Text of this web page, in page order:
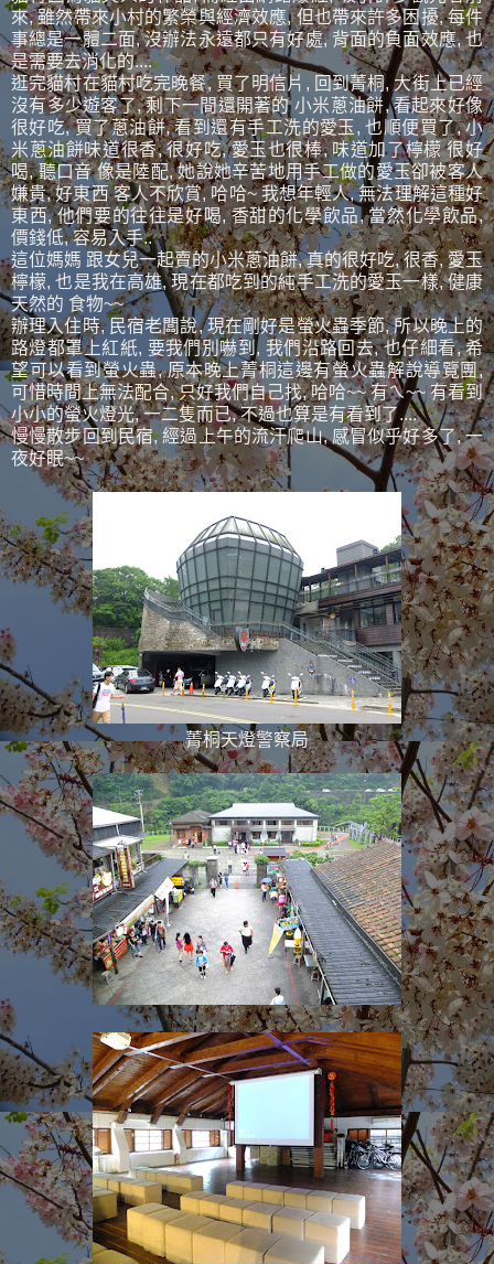
來, 雖然帶來小村的繁榮與經濟效應, 但也帶來許多困擾, 每件
事總是一體二面, 沒辦法永遠都只有好處, 背面的負面效應, 也
是需要去消化的....
逛完貓村在貓村吃完晚餐, 買了明信片, 回到菁桐, 大街上已經
沒有多少遊客了, 剩下一間還開著的 小米蔥油餅, 看起來好像
很好吃, 買了蔥油餅, 看到還有手工洗的愛玉, 也順便買了, 小
米蔥油餅味道很香, 很好吃, 愛玉也很棒, 味道加了檸檬 很好
喝, 聽口音 像是陸配, 她說她辛苦地用手工做的愛玉卻被客人
嫌貴, 好東西 客人不欣賞, 哈哈~ 我想年輕人, 無法理解這種好
東西, 他們要的往往是好喝, 香甜的化學飲品, 當然化學飲品,
價錢低, 容易入手..
這位媽媽 跟女兒一起賣的小米蔥油餅, 真的很好吃, 很香, 愛玉
檸檬, 也是我在高雄, 現在都吃到的純手工洗的愛玉一樣, 健康
天然的 食物~~
辦理入住時, 民宿老闆說, 現在剛好是螢火蟲季節, 所以晚上的
路燈都罩上紅紙, 要我們別嚇到, 我們沿路回去, 也仔細看, 希
望可以看到螢火蟲, 原本晚上菁桐這邊有螢火蟲解說導覽團,
可惜時間上無法配合, 只好我們自己找, 哈哈~~ 有ㄟ~~ 有看到
小小的螢火燈光, 一二隻而已, 不過也算是有看到了....
慢慢散步回到民宿, 經過上午的流汗爬山, 感冒似乎好多了, 一
夜好眠~~
菁桐天燈警察局